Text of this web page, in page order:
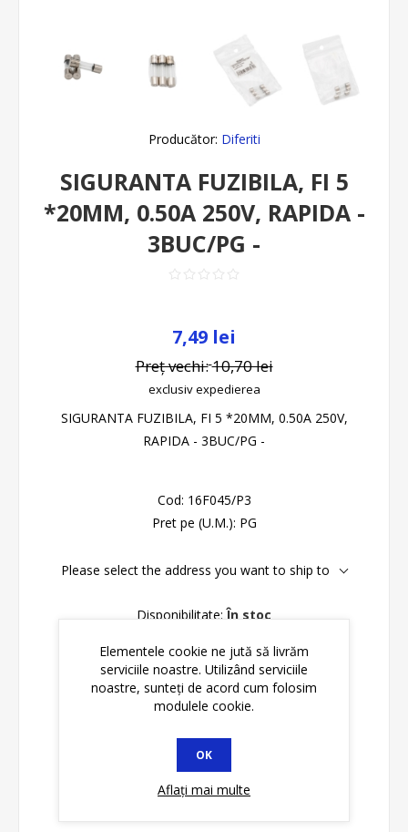
Producător: Diferiti
SIGURANTA FUZIBILA, FI 5
*20MM, 0.50A 250V, RAPIDA -
3BUC/PG -
7,49 lei
Preț vechi:10,70 lei
exclusivexpedierea
SIGURANTA FUZIBILA, FI 5 *20MM, 0.50A 250V,
RAPIDA - 3BUC/PG -
Cod: 16F045/P3
Pret pe (U.M.): PG
Please select the address you want to ship to
Disponibilitate: În stoc
ADAUGĂ ȊN COŞ
Elementele cookie ne jută să livrăm
serviciile noastre. Utilizând serviciile
noastre, sunteți de acord cum folosim
modulele cookie.
OK
Aflați mai multe